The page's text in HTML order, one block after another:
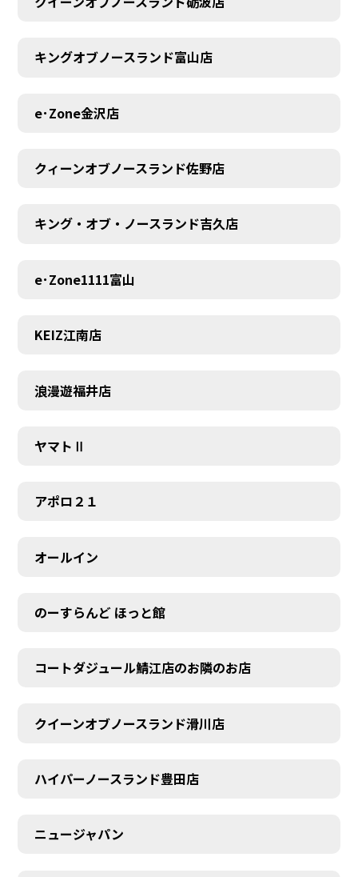
キングオブノースランド富山店
e･Zone金沢店
クィーンオブノースランド佐野店
キング・オブ・ノースランド吉久店
e･Zone1111富山
KEIZ江南店
浪漫遊福井店
ヤマトⅡ
アポロ２１
オールイン
のーすらんど ほっと館
コートダジュール鯖江店のお隣のお店
クイーンオブノースランド滑川店
ハイパーノースランド豊田店
ニュージャパン